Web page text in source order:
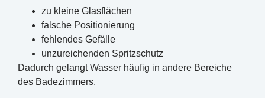
zu kleine Glasflächen
falsche Positionierung
fehlendes Gefälle
unzureichenden Spritzschutz
Dadurch gelangt Wasser häufig in andere Bereiche
des Badezimmers.